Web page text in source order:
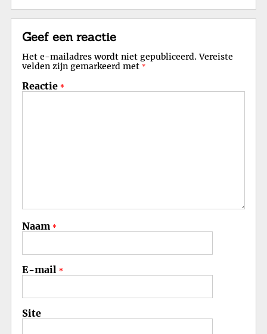
Geef een reactie
Het e-mailadres wordt niet gepubliceerd. Vereiste
velden zijn gemarkeerd met *
Reactie *
Naam *
E-mail *
Site